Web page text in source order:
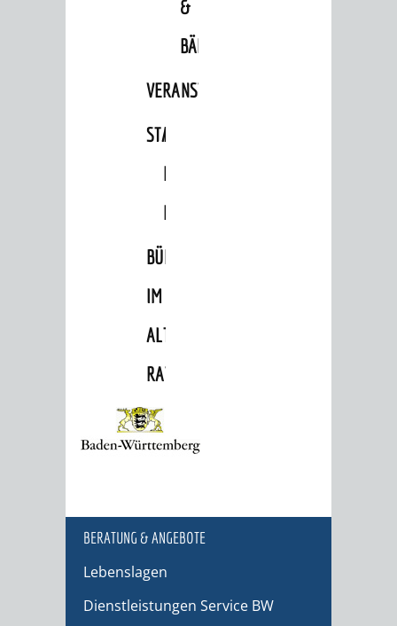
&
BÄDER
VERANSTALTUNGSRÄUME
STADTHALLE
ROLF-
ENGELBRECHT-
HAUS
BÜRGERSAAL
IM
ALTEN
RATHAUS
BERATUNG & ANGEBOTE
Lebenslagen
Dienstleistungen Service BW